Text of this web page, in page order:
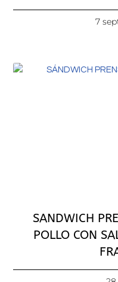
7
SANDWICH
POLLO CON